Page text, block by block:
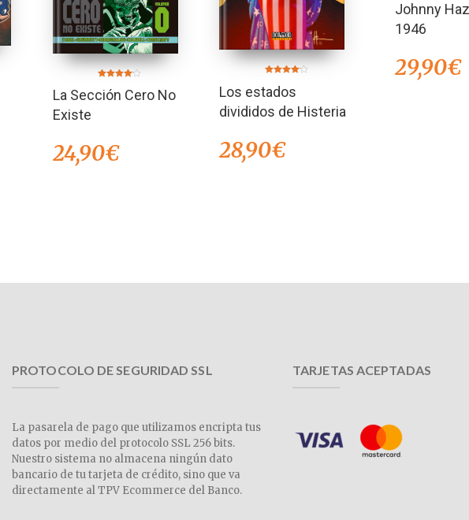
en
4.00
La Sección Cero No
Existe
24,90€
en
4.00
Los estados
divididos de Histeria
28,90€
en
3.50
Johnny
1946
29,90€
PROTOCOLO DE SEGURIDAD SSL
La pasarela de pago que utilizamos encripta tus
datos por medio del protocolo SSL 256 bits.
Nuestro sistema no almacena ningún dato
bancario de tu tarjeta de crédito, sino que va
directamente al TPV Ecommerce del Banco.
TARJETAS ACEPTADAS